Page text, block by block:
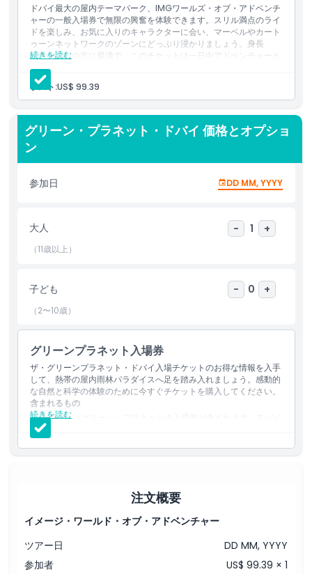
場所
キャンセルポリシー
ドバイ最大の屋内テーマパーク、IMGワールズ・オブ・アドベンチ
ャーの一般入場券で無限の興奮を体験できます。スリル満点のライ
ドを楽しみ、お気に入りのキャラクターに会い、マーベルやカート
ゥーンネットワークのゾーンにどっぷり浸かりましょう。身長
1.05m以上の方に最適で、このチケットは一日中アドベンチャーと
楽しみへのアクセスを提供します。
続きを読む
含まれる内容
ドバイ最大の屋内テーマパーク、アイ・エム・ジー・ワール
4つのゾーン（マーベル、カートゥーン・ネットワーク、ロス
トバレー、アイ・エム・ジー・ブールバード）で乗り放題
身長1.05m以上の方に最適
ゲスト:US$ 99.39
グリーン・プラネット・ドバイ 価格とオプショ
ン
参加日 DD MM, YYYY
大人 - 1 +
（11歳以上）
子ども - 0 +
（2〜10歳）
グリーンプラネット入場券
ザ・グリーンプラネット・ドバイ入場チケットのお得な情報を入手
して、熱帯の屋内雨林パラダイスへ足を踏み入れましょう。感動的
な自然と科学の体験のために今すぐチケットを購入してください。
続きを読む
含まれるもの
料金にはグリーン・プラネットの入場券が含まれます（モバイ
グリーン・プラネットの入場券で、3,000を超える植物と動物
注文概要
イメージ・ワールド・オブ・アドベンチャー
ツアー日
DD MM, YYYY
参加者
US$ 99.39 × 1